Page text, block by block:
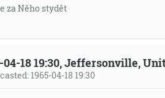
za Něho stydět
04-18 19:30, Jeffersonville,
1965-04-18 19:30